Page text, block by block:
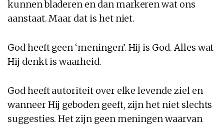
kunnen bladeren en dan markeren wat ons
aanstaat. Maar dat is het niet.
God heeft geen ‘meningen’. Hij is God. Alles wat
Hij denkt is waarheid.
God heeft autoriteit over elke levende ziel en
wanneer Hij geboden geeft, zijn het niet slechts
suggesties. Het zijn geen meningen waarvan